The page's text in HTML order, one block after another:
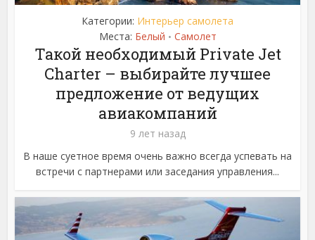
Категории: Интерьер самолета
Места: Белый • Самолет
Такой необходимый Private Jet
Charter – выбирайте лучшее
предложение от ведущих
авиакомпаний
9 лет назад
В наше суетное время очень важно всегда успевать на
встречи с партнерами или заседания управления...